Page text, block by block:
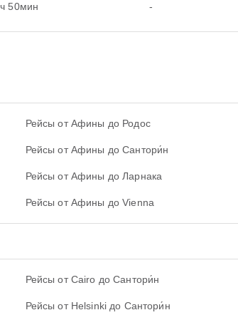
50мин -
Рейсы от Афины до Родос
Рейсы от Афины до Сантори́н
Рейсы от Афины до Ларнака
Рейсы от Афины до Vienna
Рейсы от Cairo до Сантори́н
Рейсы от Helsinki до Сантори́н